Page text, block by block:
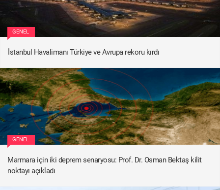
GENEL
İstanbul Havalimanı Türkiye ve Avrupa rekoru kırdı
GENEL
Marmara için iki deprem senaryosu: Prof. Dr. Osman Bektaş kilit
noktayı açıkladı